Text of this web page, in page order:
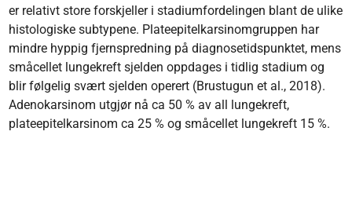
er relativt store forskjeller i stadiumfordelingen blant de ulike
histologiske subtypene. Plateepitelkarsinomgruppen har
mindre hyppig fjernspredning på diagnosetidspunktet, mens
småcellet lungekreft sjelden oppdages i tidlig stadium og
blir følgelig svært sjelden operert (Brustugun et al., 2018).
Adenokarsinom utgjør nå ca 50 % av all lungekreft,
plateepitelkarsinom ca 25 % og småcellet lungekreft 15 %.